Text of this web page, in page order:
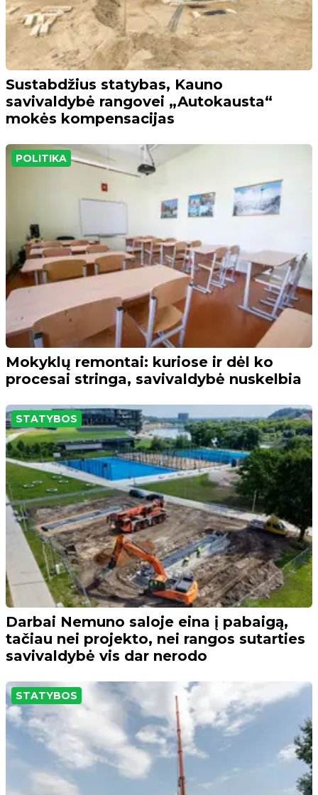
Sustabdžius statybas, Kauno
savivaldybė rangovei „Autokausta“
mokės kompensacijas
POLITIKA
Mokyklų remontai: kuriose ir dėl ko
procesai stringa, savivaldybė nuskelbia
STATYBOS
Darbai Nemuno saloje eina į pabaigą,
tačiau nei projekto, nei rangos sutarties
savivaldybė vis dar nerodo
STATYBOS